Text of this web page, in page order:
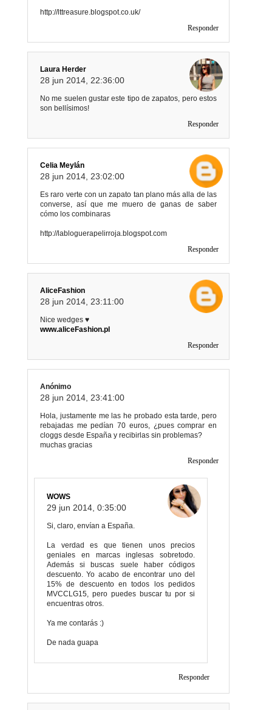
http://lttreasure.blogspot.co.uk/
Responder
Laura Herder
28 jun 2014, 22:36:00
No me suelen gustar este tipo de zapatos, pero estos
son bellísimos!
Responder
Celia Meylán
28 jun 2014, 23:02:00
Es raro verte con un zapato tan plano más alla de las
converse, así que me muero de ganas de saber
cómo los combinaras
http://labloguerapelirroja.blogspot.com
Responder
AliceFashion
28 jun 2014, 23:11:00
Nice wedges ♥
www.aliceFashion.pl
Responder
Anónimo
28 jun 2014, 23:41:00
Hola, justamente me las he probado esta tarde, pero
rebajadas me pedían 70 euros, ¿pues comprar en
cloggs desde España y recibirlas sin problemas?
muchas gracias
Responder
WOWS
29 jun 2014, 0:35:00
Si, claro, envían a España.
La verdad es que tienen unos precios
geniales en marcas inglesas sobretodo.
Además si buscas suele haber códigos
descuento. Yo acabo de encontrar uno del
15% de descuento en todos los pedidos
MVCCLG15, pero puedes buscar tu por si
encuentras otros.
Ya me contarás :)
De nada guapa
Responder